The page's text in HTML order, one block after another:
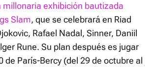
millonaria exhibición bautizada
Slam, que se celebrará en Riad
Rafael Nadal, Sinner, Daniil
Rune. Su plan después es jugar
de París-Bercy (del 29 de octubre al